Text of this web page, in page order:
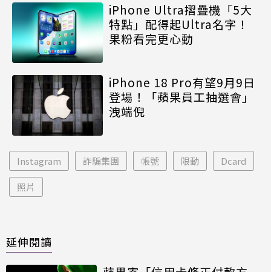
iPhone Ultra摺疊機「5大
特點」配得起Ultra名字！
果粉看完更心動
iPhone 18 Pro有望9月9日
登場！「蘋果員工抽選會」
洩端倪
Instagram 詐騙集團 帳號 限動 Dcard
照片
延伸閱讀